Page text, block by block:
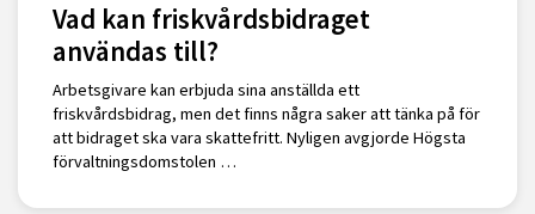
Vad kan friskvårdsbidraget
användas till?
Arbetsgivare kan erbjuda sina anställda ett
friskvårdsbidrag, men det finns några saker att tänka på för
att bidraget ska vara skattefritt. Nyligen avgjorde Högsta
förvaltningsdomstolen …